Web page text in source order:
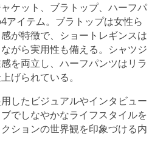
ケット、ブラトップ、ハーフパ
アイテム。ブラトップは女性ら
が特徴で、ショートレギンスは
がら実用性も備える。シャツジ
を両立し、ハーフパンツはリラ
げられている。
したビジュアルやインタビュー
でしなやかなライフスタイルを
ションの世界観を印象づける内